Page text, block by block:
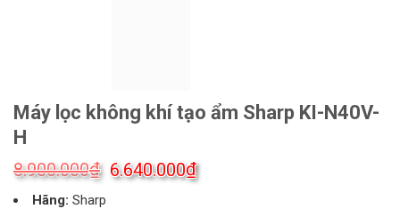
Máy lọc không khí tạo ẩm Sharp KI-N40V-
H
8.900.000₫ Giá
gốc
6.640.000₫Giá
hiện
Hãng: Sharp